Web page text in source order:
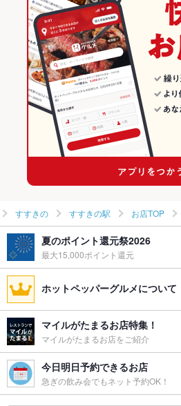
すすきの × 創作料理
すすきの × 和風
すすきの駅 × 創作料理
すすきの駅 × 和風
北海道 × 居酒屋
北海道 × 海鮮
北海道 × 創作料理
北海道 × 和風
すすきののグルメランキング
すすきのの居酒屋ランキング
すすきのの海鮮ランキング
すすきの駅のグルメランキング
すすきの駅の居酒屋ランキング
すすきの駅の海鮮ランキング
すすきの すすきの駅 お店TOP
夏のポイント還元祭2026
最大15,000ポイント還元
ホットペッパーグルメについて
マイルがたまるお店特集！
マイルがたまるお店をご紹介
今日明日予約できるお店
急ぎの飲み会でもネット予約OK！